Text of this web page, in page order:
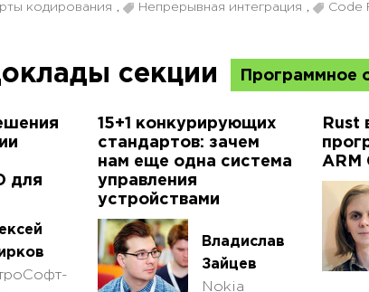
кодирования , Непрерывная интеграция , Code
секции Программное
для
15+1 конкурирующих
стандартов: зачем
нам еще одна система
управления
устройствами
Владислав
Зайцев
Nokia
Rust
ARM